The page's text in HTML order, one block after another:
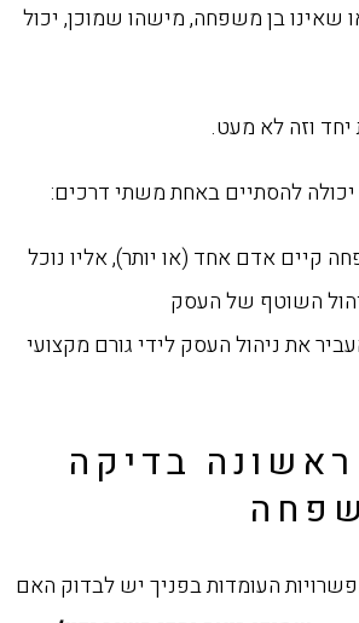
בן משפחה, מישהו שמוכן, יכול
יחד וזה לא מעט.
יכולה להסתיים באחת משתי דרכים:
קיים אדם אחד (או יותר), אליו נוכל
השוטף של העסק
את ניהול העסק לידי גורם מקצועי
בדיקה
העומדות בפניך יש לבדוק האם